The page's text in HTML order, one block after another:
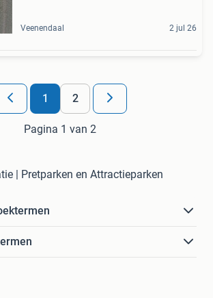
Veenendaal 2 jul 26
1 2
Pagina 1 van 2
| Pretparken en Attractieparken